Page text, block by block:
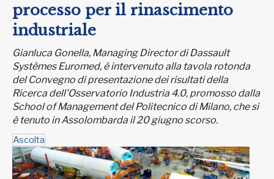
processo per il rinascimento
industriale
Gianluca Gonella, Managing Director di Dassault
Systèmes Euromed, è intervenuto alla tavola rotonda
del Convegno di presentazione dei risultati della
Ricerca dell'Osservatorio Industria 4.0, promosso dalla
School of Management del Politecnico di Milano, che si
è tenuto in Assolombarda il 20 giugno scorso.
Ascolta